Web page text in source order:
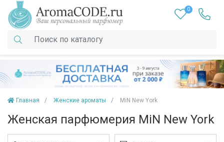
0
Главная Женские ароматы MiN New York
Женская парфюмерия MiN New York